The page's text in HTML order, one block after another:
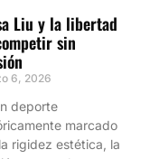
Liu y la libertad
sin
6, 2026
deporte
marcado
rigidez estética, la